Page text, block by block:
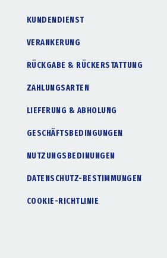
KUNDENDIENST
VERANKERUNG
RÜCKGABE & RÜCKERSTATTUNG
ZAHLUNGSARTEN
LIEFERUNG & ABHOLUNG
GESCHÄFTSBEDINGUNGEN
NUTZUNGSBEDINUNGEN
DATENSCHUTZ-BESTIMMUNGEN
COOKIE-RICHTLINIE